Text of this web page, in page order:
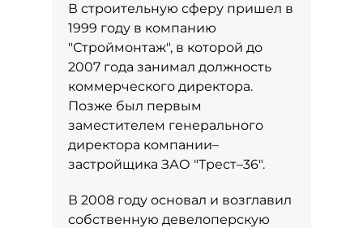
В строительную сферу пришел в
1999 году в компанию
"Строймонтаж", в которой до
2007 года занимал должность
коммерческого директора.
Позже был первым
заместителем генерального
директора компании–
застройщика ЗАО "Трест–36".
В 2008 году основал и возглавил
собственную девелоперскую